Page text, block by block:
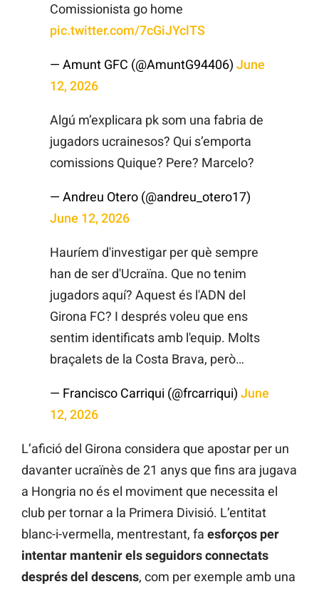
Comissionista go home
pic.twitter.com/7cGiJYclTS
— Amunt GFC (@AmuntG94406) June
12, 2026
Algú m’explicara pk som una fabria de
jugadors ucrainesos? Qui s’emporta
comissions Quique? Pere? Marcelo?
— Andreu Otero (@andreu_otero17)
June 12, 2026
Hauríem d'investigar per què sempre
han de ser d'Ucraïna. Que no tenim
jugadors aquí? Aquest és l'ADN del
Girona FC? I després voleu que ens
sentim identificats amb l'equip. Molts
braçalets de la Costa Brava, però…
— Francisco Carriqui (@frcarriqui) June
12, 2026
L’afició del Girona considera que apostar per un
davanter ucraïnès de 21 anys que fins ara jugava
a Hongria no és el moviment que necessita el
club per tornar a la Primera Divisió. L’entitat
blanc-i-vermella, mentrestant, fa esforços per
intentar mantenir els seguidors connectats
després del descens, com per exemple amb una